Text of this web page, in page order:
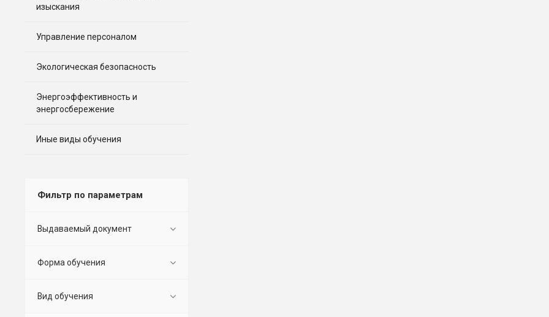
изыскания
Управление персоналом
Экологическая безопасность
Энергоэффективность и
энергосбережение
Иные виды обучения
Фильтр по параметрам
Выдаваемый документ
Форма обучения
Вид обучения